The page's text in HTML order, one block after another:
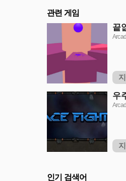
관련 게임
끝
우
인기 검색어